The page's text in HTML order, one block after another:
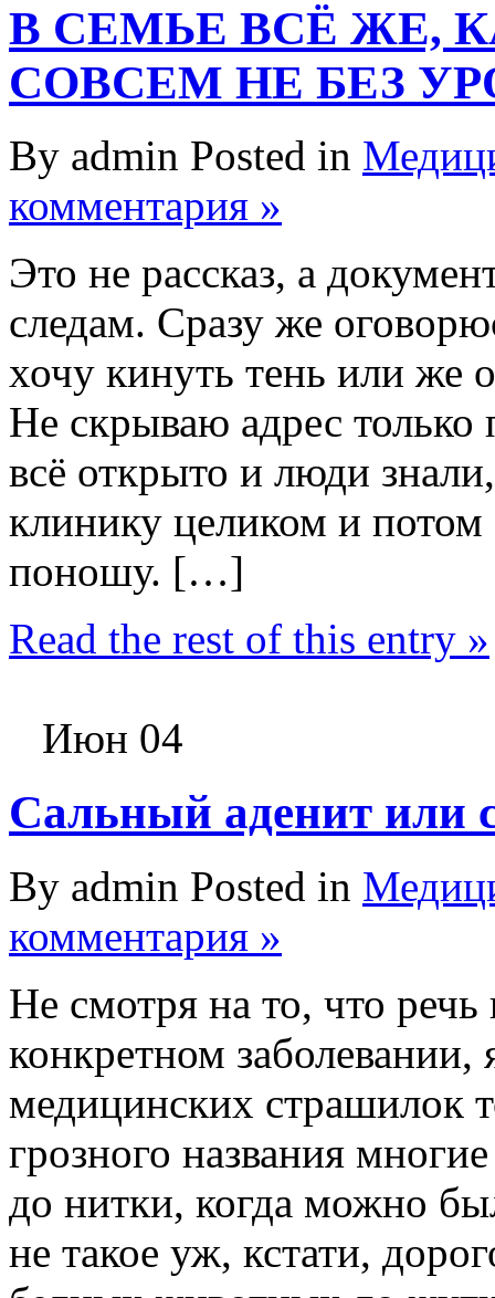
В СЕМЬЕ ВСЁ ЖЕ,
СОВСЕМ НЕ БЕЗ
By admin Posted in
комментария »
Это не рассказ, а
следам. Сразу же
хочу кинуть тень или же
Не скрываю адрес
всё открыто и люди
клинику целиком и потом
поношу. […]
Read the rest of this entry »
Июн 04
Сальный аденит или
By admin Posted in
комментария »
Не смотря на то, что речь
конкретном заболевании,
медицинских страшилок
грозного названия
до нитки, когда можно
не такое уж, кстати,